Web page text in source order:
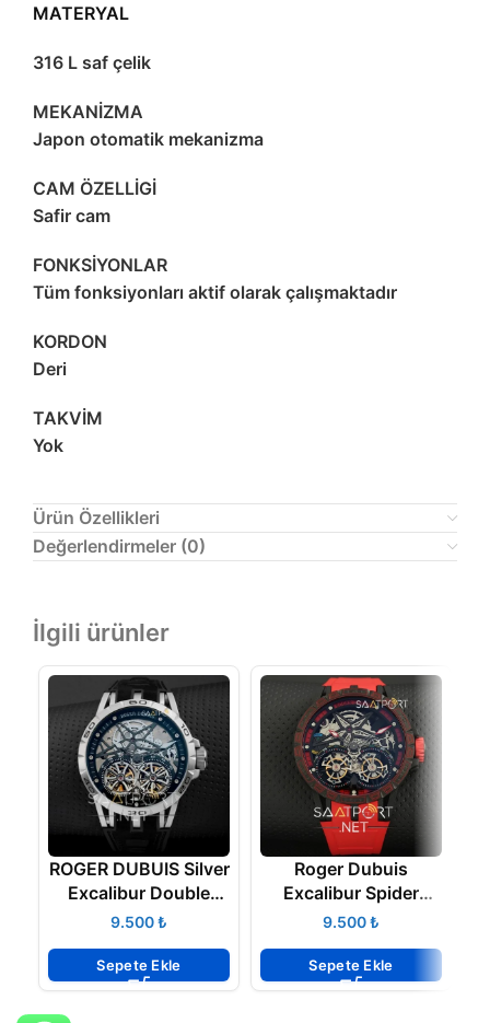
MATERYAL
316 L saf çelik
MEKANİZMA
Japon otomatik mekanizma
CAM ÖZELLİGİ
Safir cam
FONKSİYONLAR
Tüm fonksiyonları aktif olarak çalışmaktadır
KORDON
Deri
TAKVİM
Yok
Ürün Özellikleri
Değerlendirmeler (0)
İlgili ürünler
ROGER DUBUIS Silver
Excalibur Double
Tourbillon 45mm
₺
Sepete Ekle
Roger Dubuis
Excalibur Spider
Pirelli Flying Double
₺
Sepete Ekle